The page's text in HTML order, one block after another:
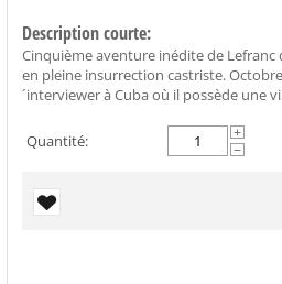
Description courte:
Cinquième aventure inédite de Lefranc
en pleine insurrection castriste.
´interviewer à Cuba où il possède une
Quantité:
+
−